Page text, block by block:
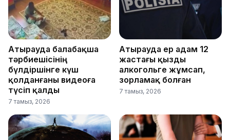
Атырауда балабақша
тәрбиешісінің
бүлдіршінге күш
қолданғаны видеоға
түсіп қалды
7 тамыз, 2026
Атырауда ер адам 12
жастағы қызды
алкогольге жұмсап,
зорламақ болған
7 тамыз, 2026